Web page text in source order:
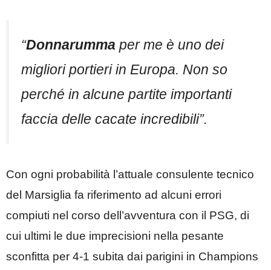
“Donnarumma per me è uno dei
migliori portieri in Europa. Non so
perché in alcune partite importanti
faccia delle cacate incredibili”.
Con ogni probabilità l’attuale consulente tecnico
del Marsiglia fa riferimento ad alcuni errori
compiuti nel corso dell’avventura con il PSG, di
cui ultimi le due imprecisioni nella pesante
sconfitta per 4-1 subita dai parigini in Champions